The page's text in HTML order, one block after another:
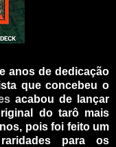
anos de dedicação
que concebeu o
acabou de lançar
do tarô mais
pois foi feito um
para os